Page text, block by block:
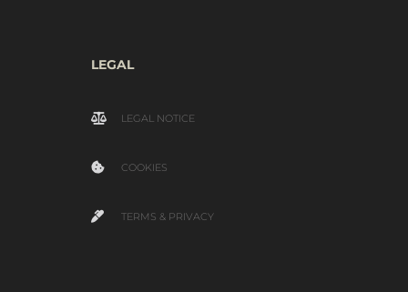
LEGAL
LEGAL NOTICE
COOKIES
TERMS & PRIVACY